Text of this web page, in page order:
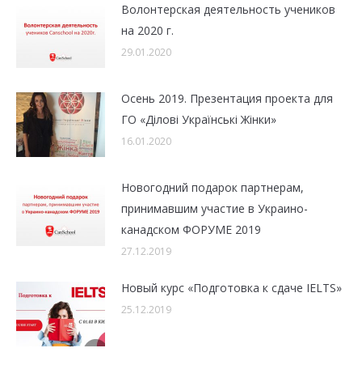
Волонтерская деятельность учеников
на 2020 г.
29.01.2020
Осень 2019. Презентация проекта для
ГО «Ділові Українські Жінки»
16.01.2020
Новогодний подарок партнерам,
принимавшим участие в Украино-
канадском ФОРУМЕ 2019
27.12.2019
Новый курс «Подготовка к сдаче IELTS»
25.12.2019